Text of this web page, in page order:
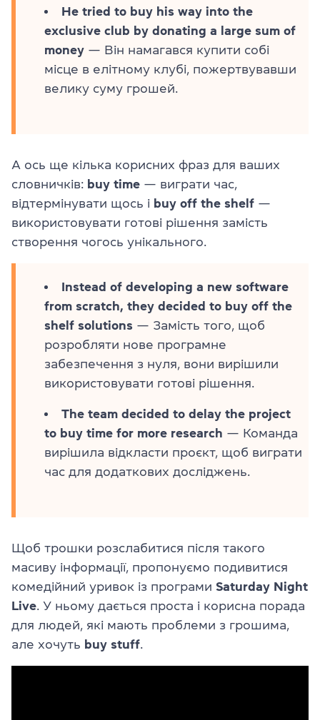
He tried to buy his way into the
exclusive club by donating a large sum of
money — Він намагався купити собі
місце в елітному клубі, пожертвувавши
велику суму грошей.
А ось ще кілька корисних фраз для ваших
словничків: buy time — виграти час,
відтермінувати щось і buy off the shelf —
використовувати готові рішення замість
створення чогось унікального.
Instead of developing a new software
from scratch, they decided to buy off the
shelf solutions — Замість того, щоб
розробляти нове програмне
забезпечення з нуля, вони вирішили
використовувати готові рішення.
The team decided to delay the project
to buy time for more research — Команда
вирішила відкласти проєкт, щоб виграти
час для додаткових досліджень.
Щоб трошки розслабитися після такого
масиву інформації, пропонуємо подивитися
комедійний уривок із програми Saturday Night
Live . У ньому дається проста і корисна порада
для людей, які мають проблеми з грошима,
але хочуть buy stuff